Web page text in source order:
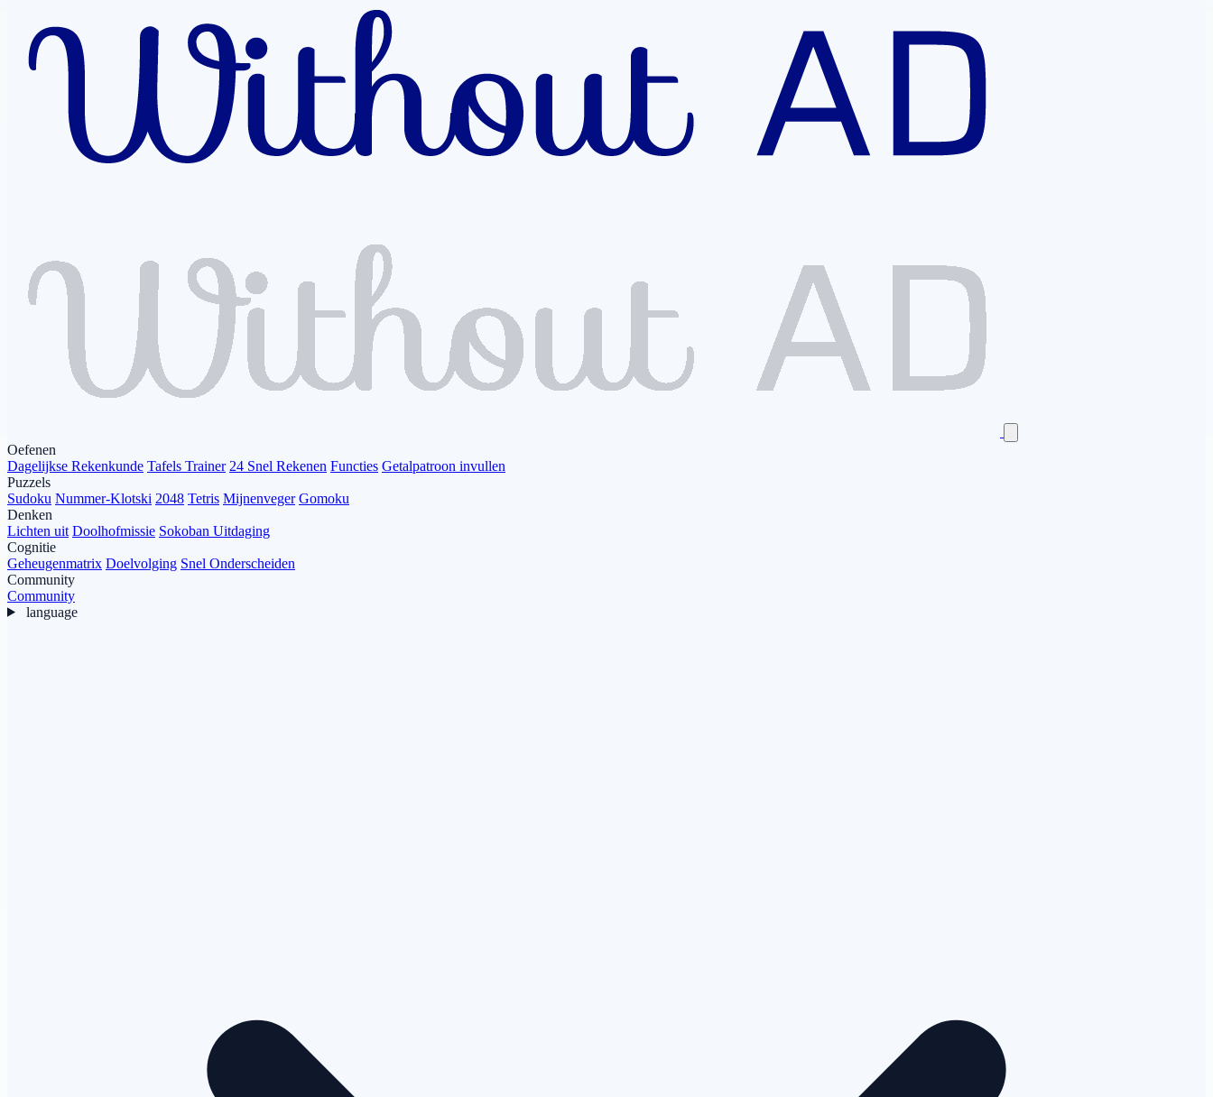
Oefenen
Dagelijkse Rekenkunde Tafels Trainer 24 Snel Rekenen Functies Getalpatroon invullen
Puzzels
Sudoku Nummer-Klotski 2048 Tetris Mijnenveger Gomoku
Denken
Lichten uit Doolhofmissie Sokoban Uitdaging
Cognitie
Geheugenmatrix Doelvolging Snel Onderscheiden
Community
Community
language